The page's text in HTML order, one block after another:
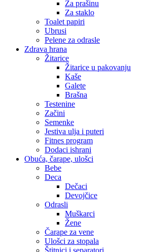
Za prašinu
Za staklo
Toalet papiri
Ubrusi
Pelene za odrasle
Zdrava hrana
Žitarice
Žitarice u pakovanju
Kaše
Galete
Brašna
Testenine
Začini
Semenke
Jestiva ulja i puteri
Fitnes program
Dodaci ishrani
Obuća, čarape, ulošci
Bebe
Deca
Dečaci
Devojčice
Odrasli
Muškarci
Žene
Čarape za vene
Ulošci za stopala
Štitnici i separatori